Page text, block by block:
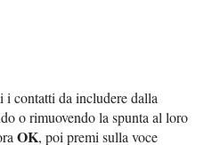
i contatti da includere dalla
o rimuovendo la spunta al loro
OK, poi premi sulla voce